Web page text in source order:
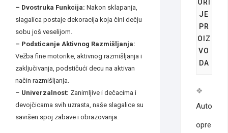
– Dvostruka Funkcija: Nakon sklapanja,
slagalica postaje dekoracija koja čini dečju
sobu još veselijom.
– Podsticanje Aktivnog Razmiš ljanja:
Vežba fine motorike, aktivnog razmišljanja i
zaključivanja, podstičući decu na aktivan
način razmišljanja.
– Univerzalnost: Zanimljive i dečacima i
devojčicama svih uzrasta, naše slagalice su
savršen spoj zabave i obrazovanja.
ORI
JE
PR
OIZ
VO
DA
Auto
opre